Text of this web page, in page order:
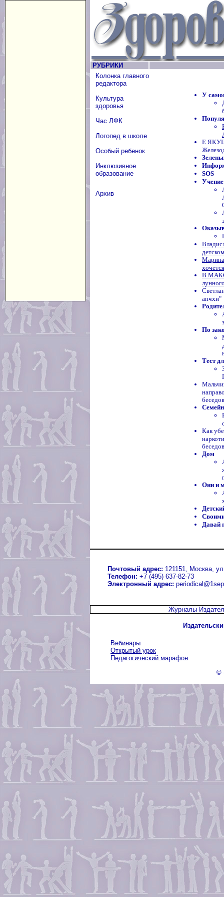
РУБРИКИ
Колонка главного
редактора
Культура
здоровья
Час ЛФК
Логопед в школе
Особый ребенок
Инклюзивное
образование
Архив
У
Е
SOS
Учение
апчхи"
По
Тест
Как
Дом
Они и
Давай
Почтовый адрес: 121151, Москва,
Телефон: +7 (495) 637-82-73
Электронный адрес:
Журналы
Вебинары
Открытый урок
Педагогический марафон
©